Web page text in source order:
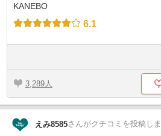
KANEBO
6.1
3,289
えみ8585さんがクチコミを投稿し